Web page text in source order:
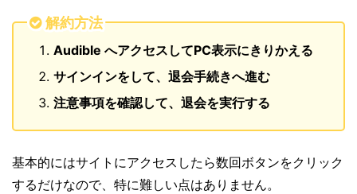
解約方法
Audible へアクセスしてPC表示にきりかえる
サインインをして、退会手続きへ進む
注意事項を確認して、退会を実行する
基本的にはサイトにアクセスしたら数回ボタンをクリック
するだけなので、特に難しい点はありません。